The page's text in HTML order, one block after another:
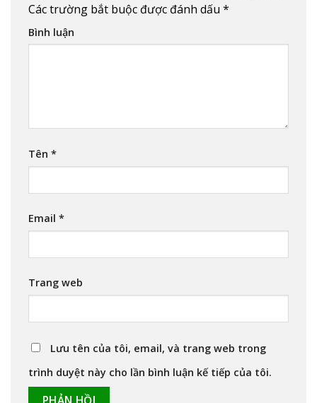
Các trường bắt buộc được đánh dấu *
Bình luận
Tên *
Email *
Trang web
Lưu tên của tôi, email, và trang web trong
trình duyệt này cho lần bình luận kế tiếp của tôi.